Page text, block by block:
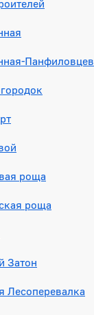
Панфиловцев
роща
роща
Затон
Лесоперевалка